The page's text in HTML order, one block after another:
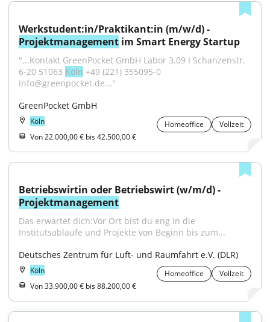
Projektmanagement im Smart Energy Startup
"...Kontakt GreenPocket GmbH Labor 3.09 I Schanzenstr.
6-20 51063 Köln +49 (221) 355095-0
info@greenpocket.de..."
GreenPocket GmbH
Köln Homeoffice
Vollzeit
Von 22.000,00 € bis 42.500,00 €
Projektmanagement
Das erwartet dich:Vor Ort bist du eng in die
Institutsabläufe und Projekte von Beginn bis zum...
Deutsches Zentrum für Luft- und Raumfahrt e.V. (DLR)
Köln Homeoffice
Vollzeit
Von 33.900,00 € bis 88.200,00 €